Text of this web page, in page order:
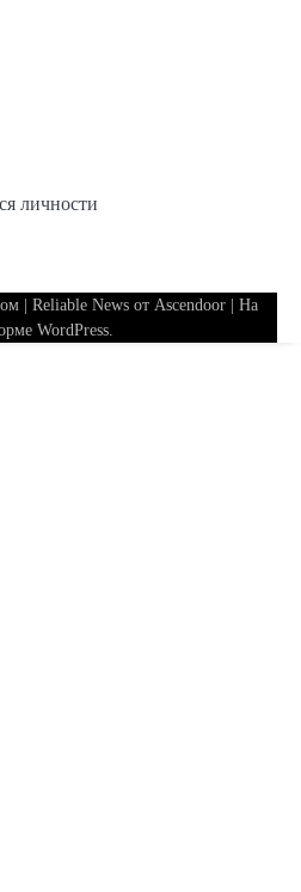
личности
| Reliable News от Ascendoor| На
WordPress.